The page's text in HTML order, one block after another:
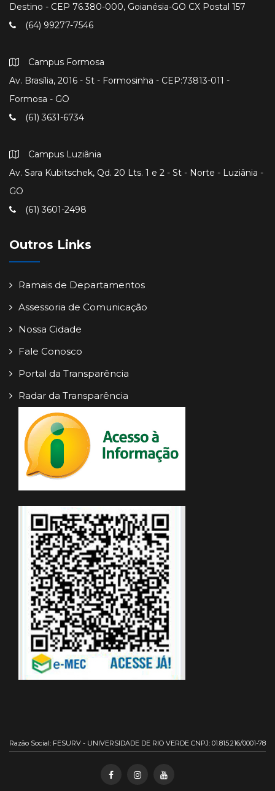
Destino - CEP 76.380-000, Goianésia-GO CX Postal 157
(64) 99277-7546
Campus Formosa
Av. Brasília, 2016 - St - Formosinha - CEP:73813-011 -
Formosa - GO
(61) 3631-6734
Campus Luziânia
Av. Sara Kubitschek, Qd. 20 Lts. 1 e 2 - St - Norte - Luziânia -
GO
(61) 3601-2498
Outros Links
Ramais de Departamentos
Assessoria de Comunicação
Nossa Cidade
Fale Conosco
Portal da Transparência
Radar da Transparência
Razão Social: FESURV - UNIVERSIDADE DE RIO VERDE CNPJ: 01.815.216/0001-78